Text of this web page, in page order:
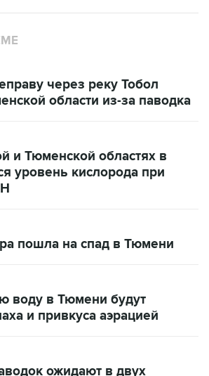
через реку Тобол
области из-за паводка
и Тюменской областях в
уровень кислорода при
пошла на спад в Тюмени
воду в Тюмени будут
и привкуса аэрацией
ожидают в двух